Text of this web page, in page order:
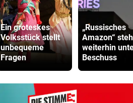
Ein groteskes
Volksstück stellt
unbequeme
Fragen
„Russisches
Amazon“
weiterhin
Beschuss